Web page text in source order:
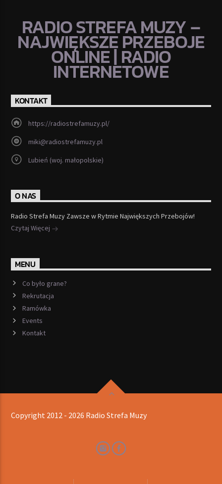
RADIO STREFA MUZY –
NAJWIĘKSZE PRZEBOJE
ONLINE | RADIO
INTERNETOWE
KONTAKT
https://radiostrefamuzy.pl/
miki@radiostrefamuzy.pl
Lubień (woj. małopolskie)
O NAS
Radio Strefa Muzy Zawsze w Rytmie Największych Przebojów!
Czytaj Więcej
MENU
Co było grane?
Rekrutacja
Ramówka
Events
Kontakt
Copyright 2012 - 2026 Radio Strefa Muzy